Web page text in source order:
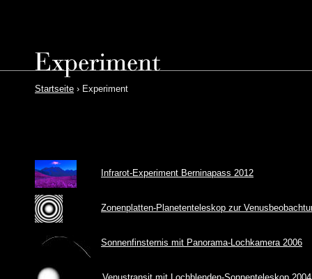
Startseite › Experiment
Infrarot-Experiment Berninapass 2012
Zonenplatten-Planetenteleskop zur
Sonnenfinsternis mit Panorama-Lochkamera 2006